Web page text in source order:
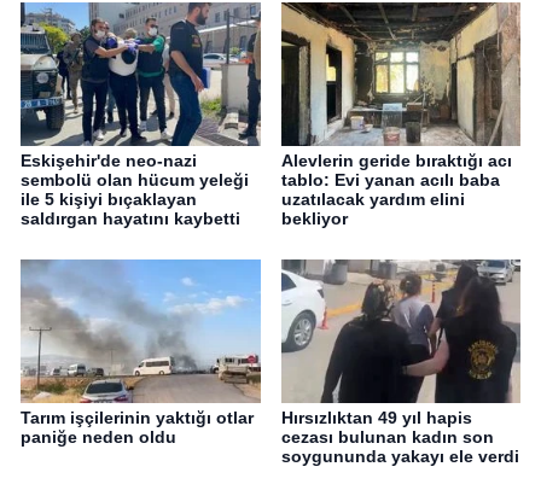
Eskişehir'de neo-nazi
sembolü olan hücum yeleği
ile 5 kişiyi bıçaklayan
saldırgan hayatını kaybetti
Alevlerin geride bıraktığı acı
tablo: Evi yanan acılı baba
uzatılacak yardım elini
bekliyor
Tarım işçilerinin yaktığı otlar
paniğe neden oldu
Hırsızlıktan 49 yıl hapis
cezası bulunan kadın son
soygununda yakayı ele verdi